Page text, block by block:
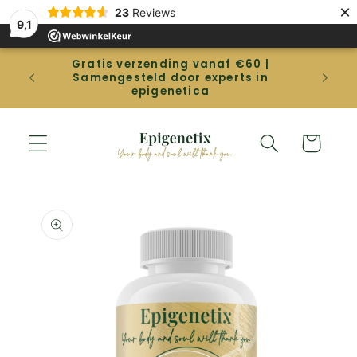
9,1
23 Reviews ×
Direkt
zum
Inhalt
Gratis verzending vanaf €60 |
Samengesteld door experts in
epigenetica
Warenkorb